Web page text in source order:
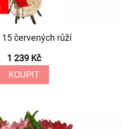
15 červených růží
1 239 Kč
KOUPIT